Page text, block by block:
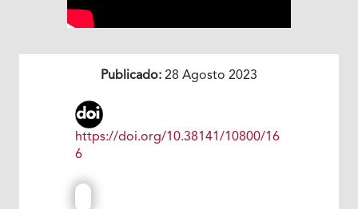
Publicado: 28 Agosto 2023
https://doi.org/10.38141/10800/16
6